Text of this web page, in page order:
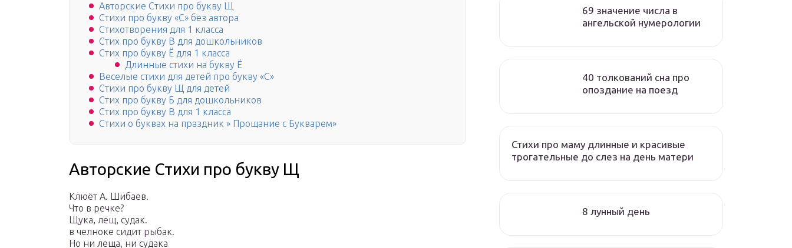
Авторские Стихи про букву Щ
Стихи про букву «С» без автора
Стихотворения для 1 класса
Стих про букву В для дошкольников
Стих про букву Ё для 1 класса
Длинные стихи на букву Ё
Веселые стихи для детей про букву «С»
Стихи про букву Щ для детей
Стих про букву Б для дошкольников
Стих про букву В для 1 класса
Стихи о буквах на праздник » Прощание с Букварем»
Авторские Стихи про букву Щ
Клюёт А. Шибаев.
Что в речке?
Щука, лещ, судак.
в челноке сидит рыбак.
Но ни леща, ни судака
69 значение числа в
ангельской нумерологии
40 толкований сна про
опоздание на поезд
Стихи про маму длинные и красивые
трогательные до слез на день матери
8 лунный день